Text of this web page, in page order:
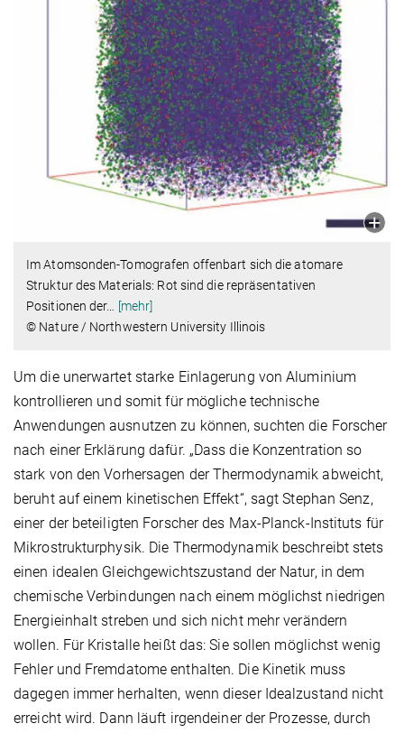
Im Atomsonden-Tomografen offenbart sich die atomare
Struktur des Materials: Rot sind die repräsentativen
Positionen der…
[mehr]
© Nature / Northwestern University Illinois
Um die unerwartet starke Einlagerung von Aluminium
kontrollieren und somit für mögliche technische
Anwendungen ausnutzen zu können, suchten die Forscher
nach einer Erklärung dafür. „Dass die Konzentration so
stark von den Vorhersagen der Thermodynamik abweicht,
beruht auf einem kinetischen Effekt“, sagt Stephan Senz,
einer der beteiligten Forscher des Max-Planck-Instituts für
Mikrostrukturphysik. Die Thermodynamik beschreibt stets
einen idealen Gleichgewichtszustand der Natur, in dem
chemische Verbindungen nach einem möglichst niedrigen
Energieinhalt streben und sich nicht mehr verändern
wollen. Für Kristalle heißt das: Sie sollen möglichst wenig
Fehler und Fremdatome enthalten. Die Kinetik muss
dagegen immer herhalten, wenn dieser Idealzustand nicht
erreicht wird. Dann läuft irgendeiner der Prozesse, durch